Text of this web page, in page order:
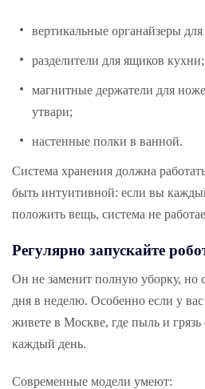
вертикальные органайзеры
разделители для ящиков кухни;
магнитные держатели для
утвари;
настенные полки в ванной.
Система хранения должна
быть интуитивной: если вы
положить вещь, система не
Регулярно запускайте
Он не заменит полную уборку, но
дня в неделю. Особенно если у
живете в Москве, где пыль и
каждый день.
Современные модели умеют: